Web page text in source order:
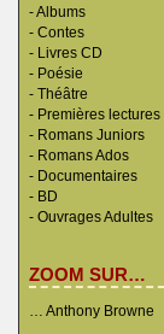
-Albums
- Contes
- Livres CD
- Poésie
- Théâtre
- Premières lectures
- Romans Juniors
- Romans Ados
- Documentaires
- BD
- Ouvrages Adultes
ZOOM SUR…
… Anthony Browne